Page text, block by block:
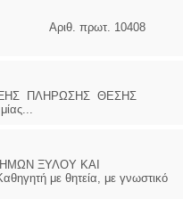
πρωτ. 10408
ΠΛΗΡΩΣΗΣ ΘΕΣΗΣ
ΞΥΛΟΥ ΚΑΙ
με θητεία, με γνωστικό
Α. ΜΑΛΛΙΑΣ
Πανεπιστημίου Αθηνών
Καλλιπόλεως 3,Νέα Σμύρνη,